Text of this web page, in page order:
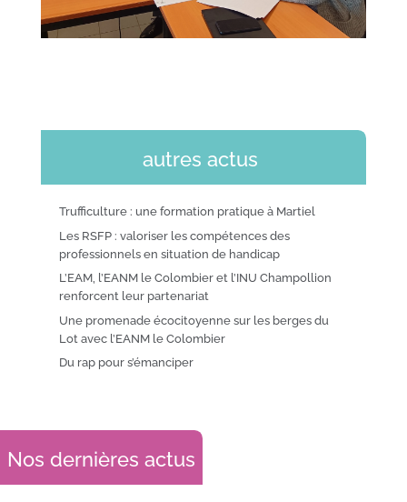
autres actus
Trufficulture : une formation pratique à Martiel
Les RSFP : valoriser les compétences des
professionnels en situation de handicap
L’EAM, l’EANM le Colombier et l’INU Champollion
renforcent leur partenariat
Une promenade écocitoyenne sur les berges du
Lot avec l’EANM le Colombier
Du rap pour s’émanciper
Nos dernières actus